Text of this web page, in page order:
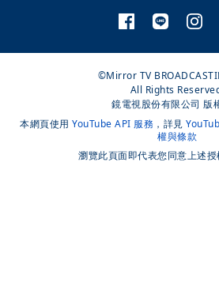
©Mirror TV
All Rights
鏡電視股份有限公司 版
本網頁使用 YouTube API 服務 ，詳見
權與條款
瀏覽此頁面即代表您同意上述